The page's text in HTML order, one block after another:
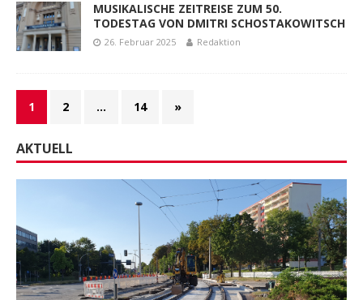
MUSIKALISCHE ZEITREISE ZUM 50.
TODESTAG VON DMITRI SCHOSTAKOWITSCH
26. Februar 2025 Redaktion
1 2 … 14 »
AKTUELL